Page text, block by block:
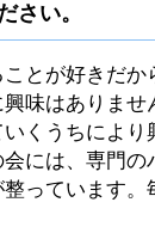
さい。
とが好きだか
味はありませ
くうちにより
には、専門
っています。